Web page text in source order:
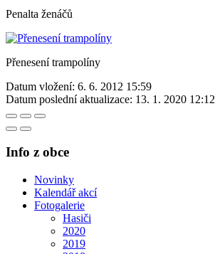
Penalta ženáčů
Přenesení trampolíny
Datum vložení: 6. 6. 2012 15:59
Datum poslední aktualizace: 13. 1. 2020 12:12
Info z obce
Novinky
Kalendář akcí
Fotogalerie
Hasiči
2020
2019